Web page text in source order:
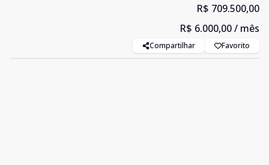
R$ 709.500,00
R$ 6.000,00/ mês
Compartilhar Favorito